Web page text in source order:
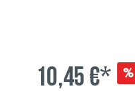
10,45 €* %